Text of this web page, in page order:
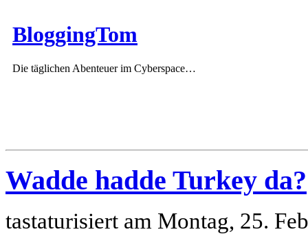
BloggingTom
Die täglichen Abenteuer im Cyberspace…
Wadde hadde Turkey da?
tastaturisiert am Montag, 25.